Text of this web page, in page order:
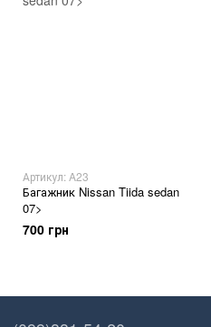
Артикул: A23
Багажник Nissan Tiida sedan
07>
700 грн